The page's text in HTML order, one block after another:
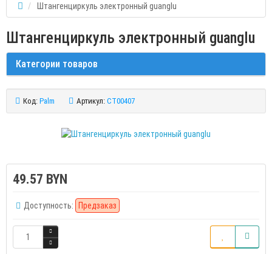
Штангенциркуль электронный guanglu
Штангенциркуль электронный guanglu
Категории товаров
Код: Palm Артикул: CT00407
49.57 BYN
Доступность: Предзаказ